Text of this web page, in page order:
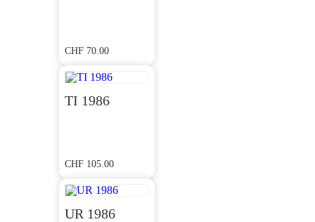
CHF 70.00
TI 1986
CHF 105.00
UR 1986